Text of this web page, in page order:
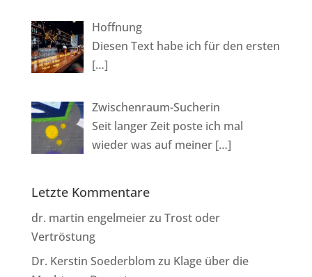
Hoffnung
Diesen Text habe ich für den ersten
[…]
Zwischenraum-Sucherin
Seit langer Zeit poste ich mal
wieder was auf meiner […]
Letzte Kommentare
dr. martin engelmeierzu Trost oder
Vertröstung
Dr. Kerstin Soederblom zu Klage über die